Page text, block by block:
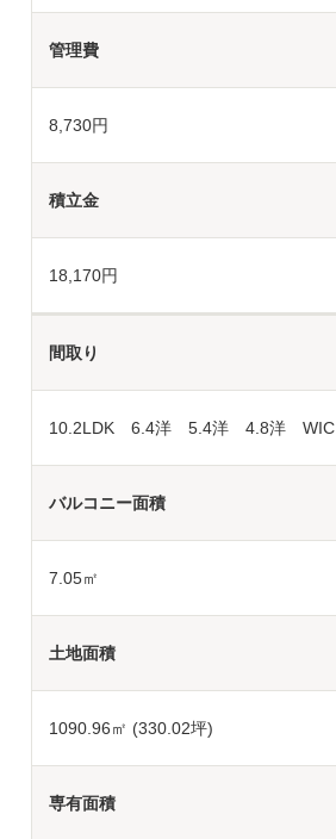
管理費
8,730円
積立金
18,170円
間取り
10.2LDK 6.4洋 5.4洋 4.8洋 WIC
バルコニー面積
7.05㎡
土地面積
1090.96㎡ (330.02坪)
専有面積